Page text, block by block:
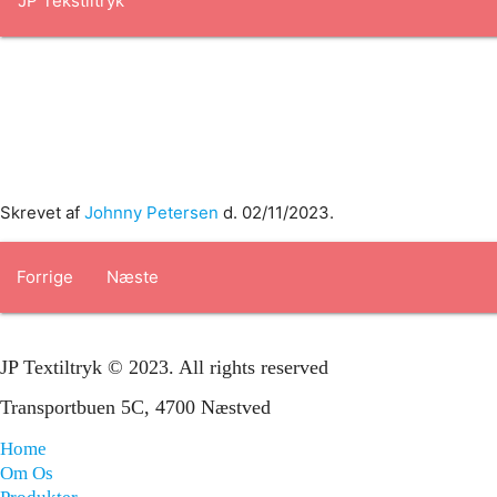
Skrevet af Johnny Petersen d. 02/11/2023.
Forrige Næste
JP Textiltryk © 2023. All rights reserved
Transportbuen 5C, 4700 Næstved
Home
Om Os